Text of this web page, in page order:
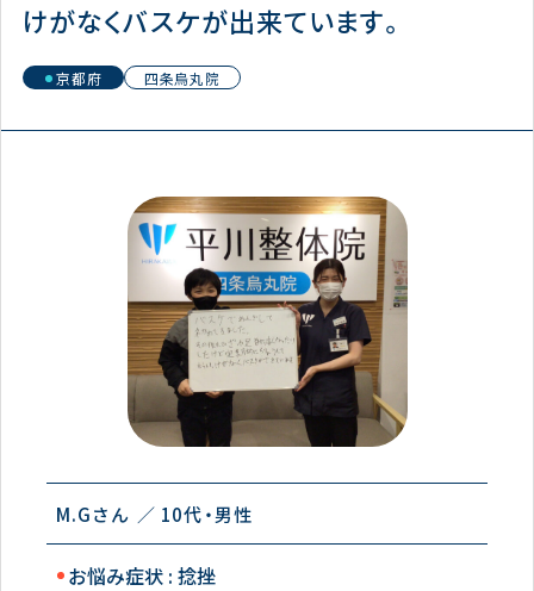
けがなくバスケが出来ています。
京都府 四条烏丸院
M.Gさん 10代 男性
お悩み症状 : 捻挫